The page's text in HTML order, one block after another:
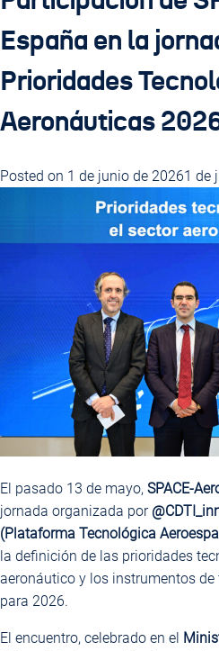
España en la
Prioridades
Aeronáuticas
Posted on 1 de junio de 20261 de
El pasado 13 de mayo, SPACE-
jornada organizada por
(Plataforma Tecnológica
la definición de las prioridades
aeronáutico y los instrumentos
para 2026.
El encuentro, celebrado en el